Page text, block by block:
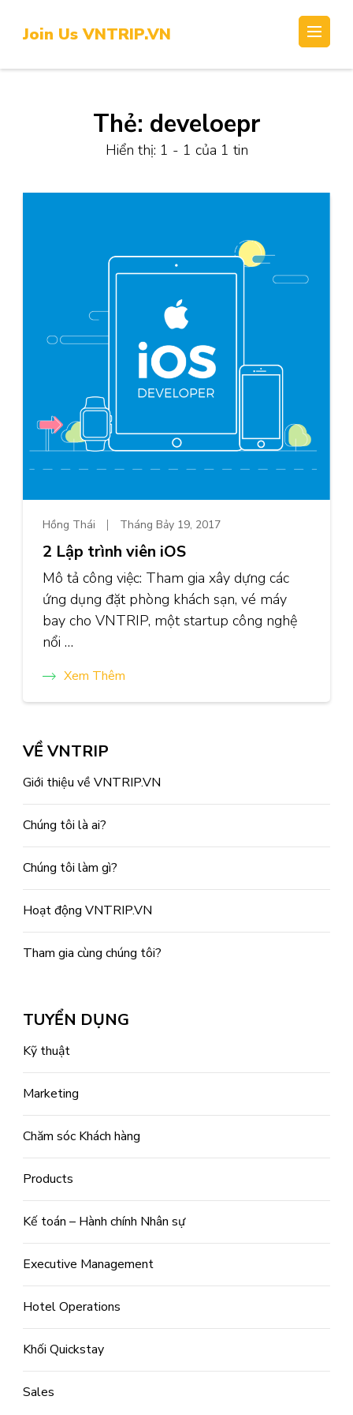
(Press
Join Us VNTRIP.VN
Thẻ: develoepr
Hiển thị: 1 - 1 của 1 tin
Hồng Thái Tháng Bảy 19, 2017
2 Lập trình viên iOS
Mô tả công việc: Tham gia xây dựng các
ứng dụng đặt phòng khách sạn, vé máy
bay cho VNTRIP, một startup công nghệ
nổi …
Xem Thêm
VỀ VNTRIP
Giới thiệu về VNTRIP.VN
Chúng tôi là ai?
Chúng tôi làm gì?
Hoạt động VNTRIP.VN
Tham gia cùng chúng tôi?
TUYỂN DỤNG
Kỹ thuật
Marketing
Chăm sóc Khách hàng
Products
Kế toán – Hành chính Nhân sự
Executive Management
Hotel Operations
Khối Quickstay
Sales